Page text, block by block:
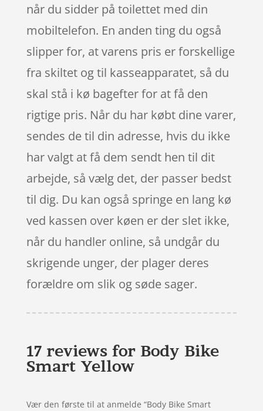
når du sidder på toilettet med din
mobiltelefon. En anden ting du også
slipper for, at varens pris er forskellige
fra skiltet og til kasseapparatet, så du
skal stå i kø bagefter for at få den
rigtige pris. Når du har købt dine varer,
sendes de til din adresse, hvis du ikke
har valgt at få dem sendt hen til dit
arbejde, så vælg det, der passer bedst
til dig. Du kan også springe en lang kø
ved kassen over køen er der slet ikke,
når du handler online, så undgår du
skrigende unger, der plager deres
forældre om slik og søde sager.
17 reviews for Body Bike
Smart Yellow
Vær den første til at anmelde “Body Bike Smart